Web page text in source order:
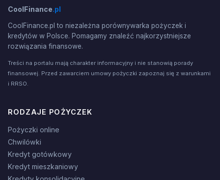
CoolFinance.pl
CoolFinance.pl to niezależna porównywarka pożyczek i
kredytów w Polsce. Pomagamy znaleźć najkorzystniejsze
rozwiązania finansowe.
Treści na portalu mają charakter informacyjny i nie stanowią porady
finansowej. Przed zawarciem umowy pożyczki zapoznaj się z warunkami
i RRSO.
RODZAJE POŻYCZEK
Pożyczki online
Chwilówki
Kredyt gotówkowy
Kredyt mieszkaniowy